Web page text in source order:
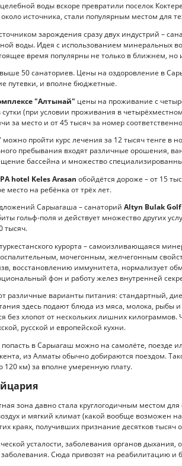
воды вскоре превратили поселок
источника, стали популярным местом для
зарождения сразу двух индустрий –
воды. Идея с использованием минеральных
время популярны не только в ближнем, но
50 санаториев. Цены на оздоровление в
путевки, и вполне бюджетные.
"Алтынай" цены на проживание с
сутки (при условии проживания в
за место и от 45 тысяч за номер
можно пройти курс лечения за 12 тысяч тенге в
пребывания входят различные орошения,
бассейна и множество
hotel Keles Arasan обойдётся дороже – от 15
место на ребёнка от трёх лет.
Сарыагаша – санаторий Altyn Bulak
гольф-поля и действует множество других
тысяч.
курорта – самоизливающаяся
мочегонным, желчегонным
восстановлению иммунитета, нормализует
фон и работу желез внутренней
различные варианты питания: стандартный,
здесь подают блюда из мяса, молока, рыбы
без хлопот от нескольких лишних
русской и европейской кухни.
в Сарыагаш можно на самолёте, поезде
из Алматы обычно добираются поездом.
120 км) за вполне умеренную плату.
зона давно стала круглогодичным местом
и мягкий климат (какой вообще возможен
краях, получивших признание десятков тысяч
усталости, заболевания органов дыхания,
заболевания. Сюда привозят на реабилитацию и